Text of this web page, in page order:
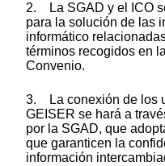
2. La SGAD y el ICO
para la solución de las
informático
términos recogidos en
Convenio.
3. La conexión de los
GEISER se hará a
por la SGAD, que
que garanticen la
información